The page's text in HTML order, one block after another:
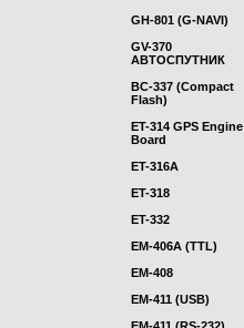
GH-801 (G-NAVI)
GV-370
АВТОСПУТНИК
BC-337 (Compact
Flash)
ET-314 GPS Engine
Board
ET-316A
ET-318
ET-332
EM-406A (TTL)
EM-408
EM-411 (USB)